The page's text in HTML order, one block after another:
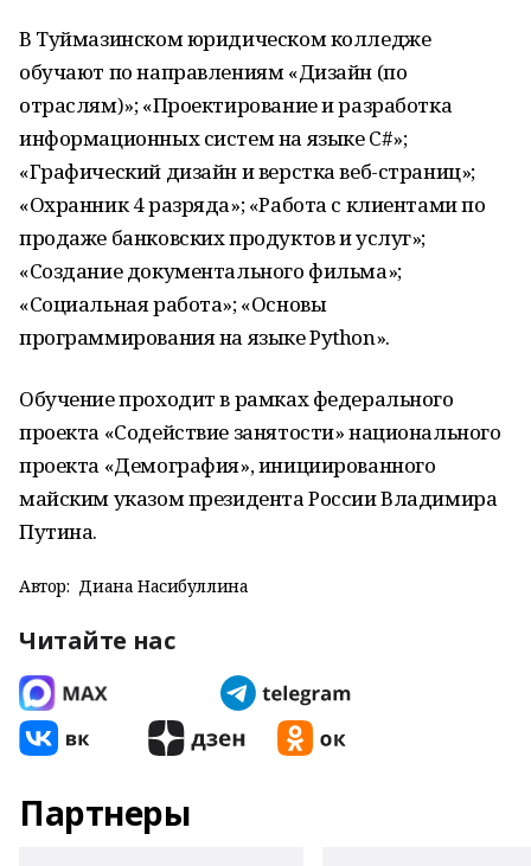
В Туймазинском юридическом колледже
обучают по направлениям «Дизайн (по
отраслям)»; «Проектирование и разработка
информационных систем на языке C#»;
«Графический дизайн и верстка веб-страниц»;
«Охранник 4 разряда»; «Работа с клиентами по
продаже банковских продуктов и услуг»;
«Создание документального фильма»;
«Социальная работа»; «Основы
программирования на языке Python».
Обучение проходит в рамках федерального
проекта «Содействие занятости» национального
проекта «Демография», инициированного
майским указом президента России Владимира
Путина.
Автор: Диана Насибуллина
Читайте нас
Партнеры